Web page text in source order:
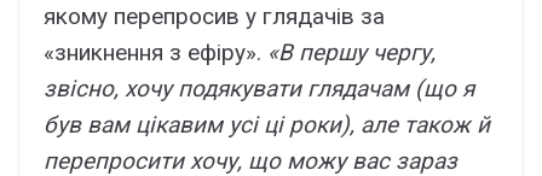
якому перепросив у глядачів за
«зникнення з ефіру». «В першу чергу,
звісно, хочу подякувати глядачам (що я
був вам цікавим усі ці роки), але також й
перепросити хочу, що можу вас зараз